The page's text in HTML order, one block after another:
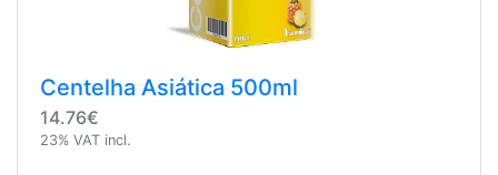
Centelha Asiática 500ml
14.76€
23% VAT incl.